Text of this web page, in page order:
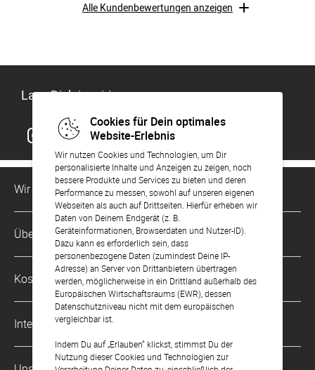
Cookies für Dein optimales
Website-Erlebnis
Wir nutzen Cookies und Technologien, um Dir
personalisierte Inhalte und Anzeigen zu zeigen, noch
bessere Produkte und Services zu bieten und deren
Performance zu messen, sowohl auf unseren eigenen
Webseiten als auch auf Drittseiten. Hierfür erheben wir
Daten von Deinem Endgerät (z. B.
Geräteinformationen, Browserdaten und Nutzer-ID).
Dazu kann es erforderlich sein, dass
personenbezogene Daten (zumindest Deine IP-
Adresse) an Server von Drittanbietern übertragen
werden, möglicherweise in ein Drittland außerhalb des
Europäischen Wirtschaftsraums (EWR), dessen
Datenschutzniveau nicht mit dem europäischen
vergleichbar ist.
Indem Du auf „Erlauben“ klickst, stimmst Du der
Nutzung dieser Cookies und Technologien zur
Alle Kundenbewertungen anzeigen
Lass Dich inspirieren
Wir sind für Dich da
Kundenservice-Hotline
0221 956 725 10
Mo. - Fr. von 9 bis 17 Uhr
kontakt@sendmoments.de
Über Uns
Philosophie
Karriere
Impressum
AGB & Widerrufsrecht
Kostenlose Services
Musterkarten
Digitale Fotoalben
Digitale Gästelisten
International
Österreich